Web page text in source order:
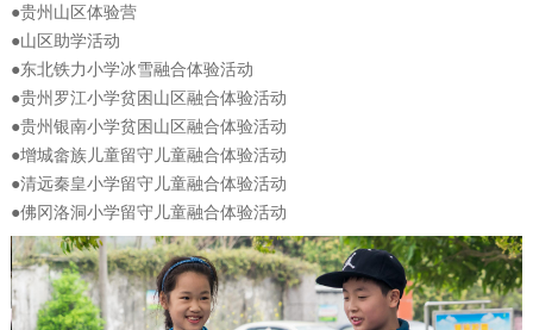
●贵州山区体验营
●山区助学活动
●东北铁力小学冰雪融合体验活动
●贵州罗江小学贫困山区融合体验活动
●贵州银南小学贫困山区融合体验活动
●增城畲族儿童留守儿童融合体验活动
●清远秦皇小学留守儿童融合体验活动
●佛冈洛洞小学留守儿童融合体验活动